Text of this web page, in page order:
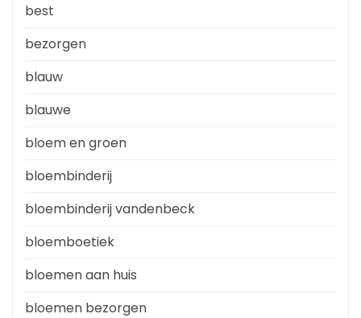
best
bezorgen
blauw
blauwe
bloem en groen
bloembinderij
bloembinderij vandenbeck
bloemboetiek
bloemen aan huis
bloemen bezorgen